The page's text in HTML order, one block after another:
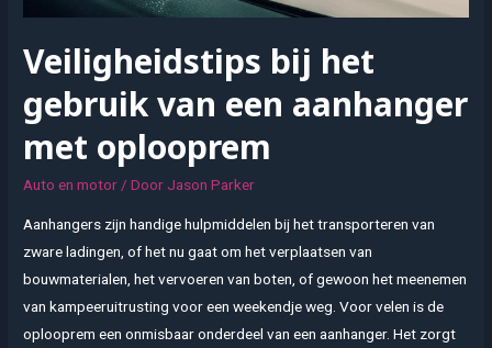
Veiligheidstips bij het
gebruik van een aanhanger
met oplooprem
Auto en motor / Door Jason Parker
Aanhangers zijn handige hulpmiddelen bij het transporteren van
zware ladingen, of het nu gaat om het verplaatsen van
bouwmaterialen, het vervoeren van boten, of gewoon het meenemen
van kampeeruitrusting voor een weekendje weg. Voor velen is de
oplooprem een onmisbaar onderdeel van een aanhanger. Het zorgt